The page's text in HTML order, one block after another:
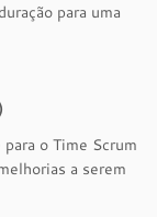
para uma
o Time Scrum
a serem